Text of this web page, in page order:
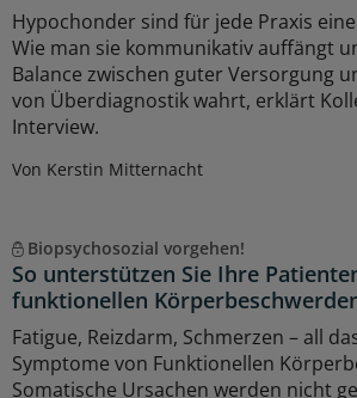
Hypochonder sind für jede Praxis
Wie man sie kommunikativ auffängt
Balance zwischen guter Versorgung
von Überdiagnostik wahrt, erklärt
Interview.
Von Kerstin Mitternacht
Biopsychosozial vorgehen!
So unterstützen Sie Ihre
funktionellen
Fatigue, Reizdarm, Schmerzen – all
Symptome von Funktionellen
Somatische Ursachen werden nicht